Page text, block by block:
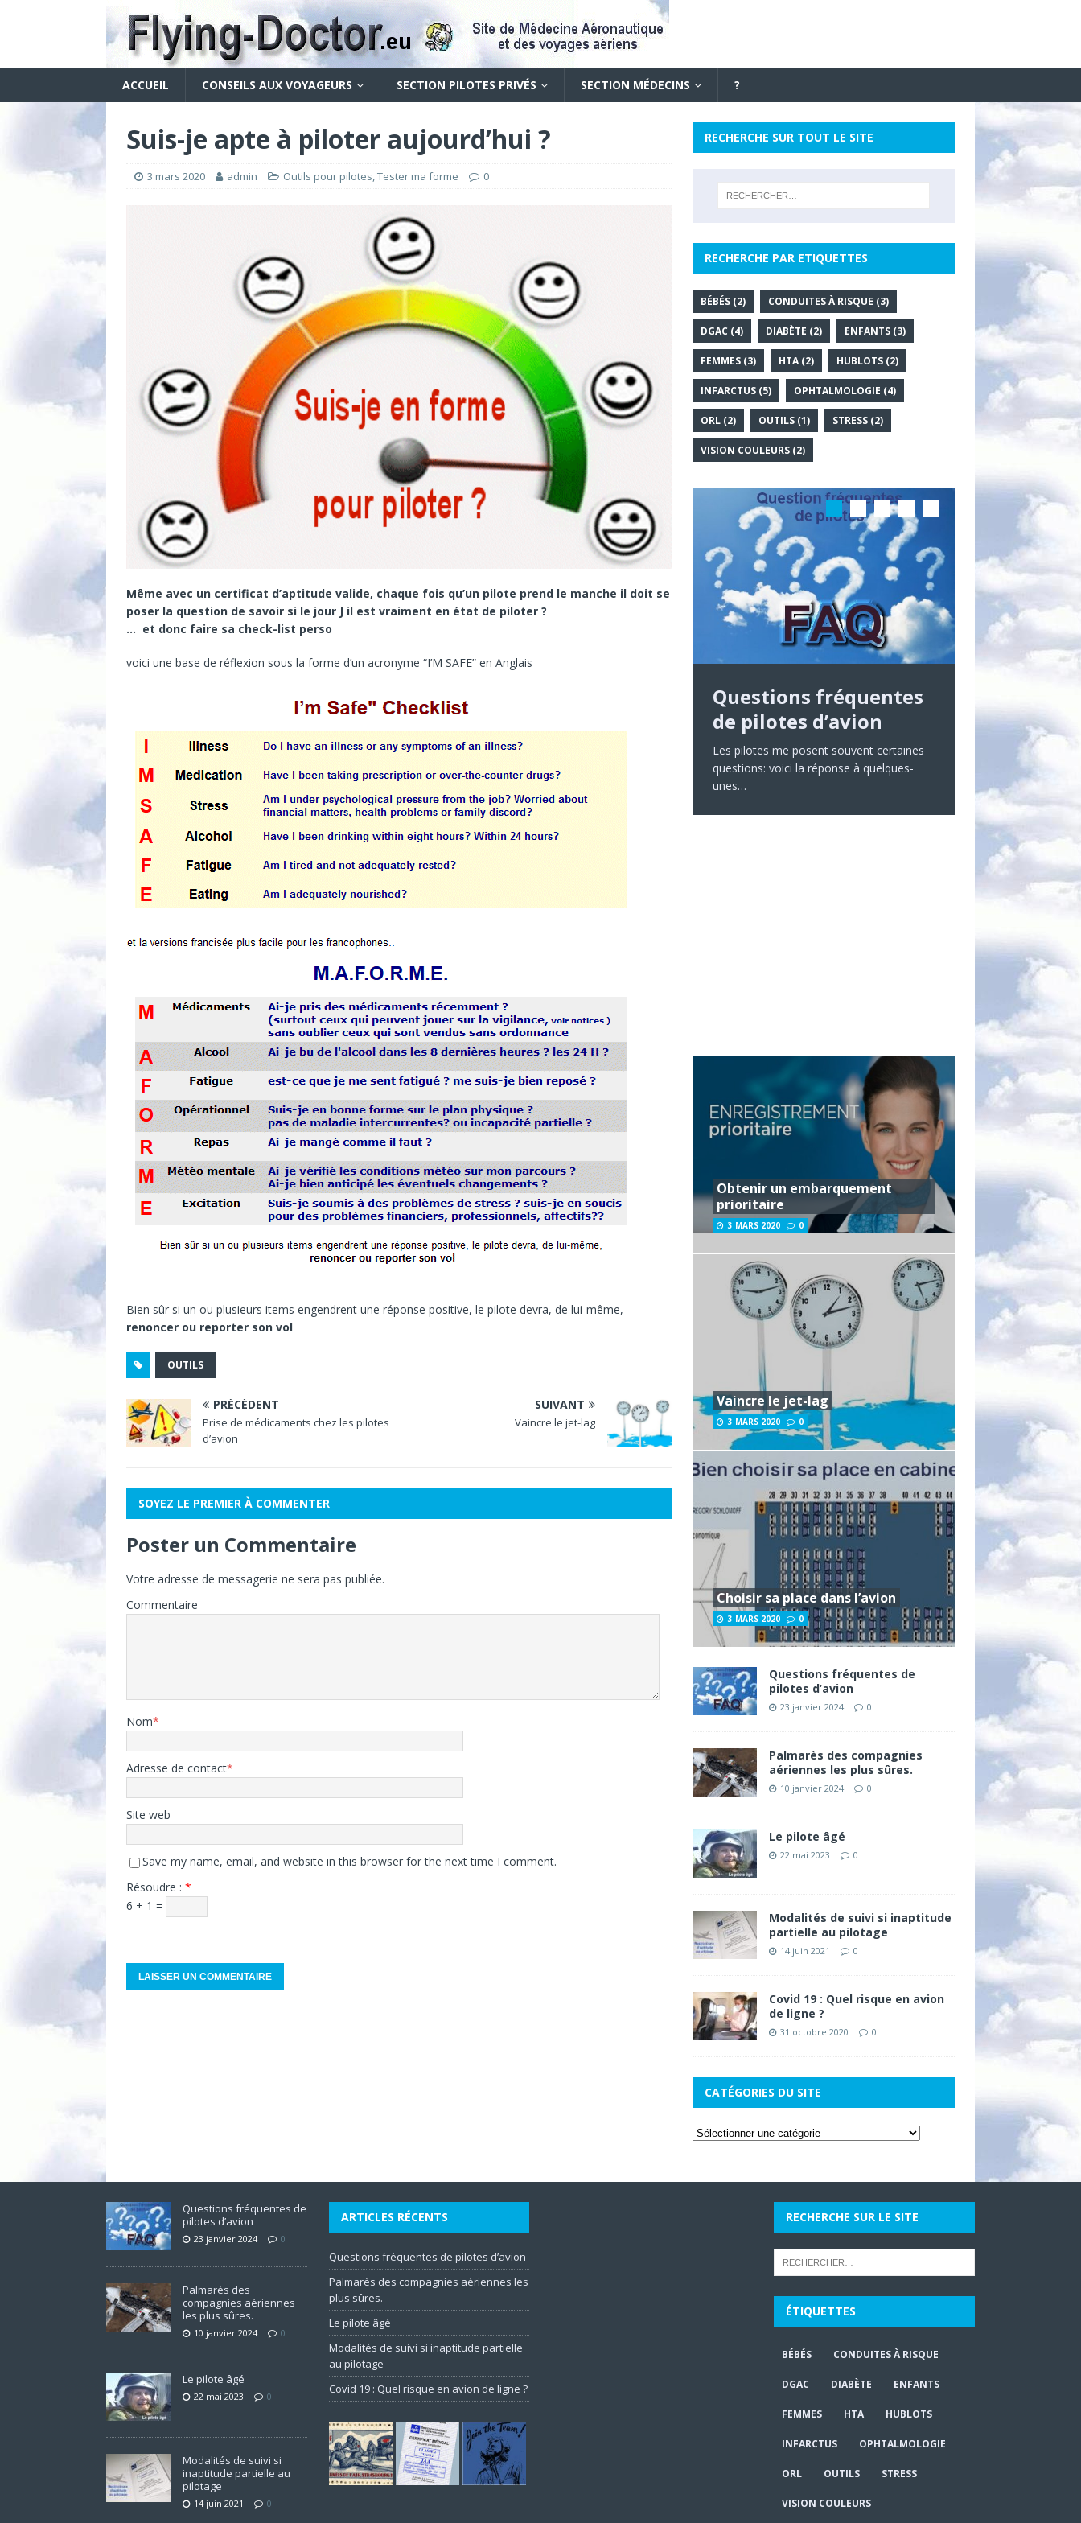
ACCUEIL CONSEILS AUX VOYAGEURS SECTION PILOTES PRIVÉS SECTION MÉDECINS ?
Suis-je apte à piloter aujourd’hui ?
3 mars 2020 admin Outils pour pilotes,Tester ma forme 0
Même avec un certificat d’aptitude valide, chaque fois qu’un pilote prend le manche il doit se
poser la question de savoir si le jour J il est vraiment en état de piloter ?
… et donc faire sa check-list perso
voici une base de réflexion sous la forme d’un acronyme “I’M SAFE” en Anglais
Bien sûr si un ou plusieurs items engendrent une réponse positive, le pilote devra, de lui-même,
renoncer ou reporter son vol
OUTILS
PRÉCÉDENT
Prise de médicaments chez les pilotes
d’avion
SUIVANT
Vaincre le jet-lag
SOYEZ LE PREMIER À COMMENTER
Poster un Commentaire
Votre adresse de messagerie ne sera pas publiée.
Commentaire
Nom*
Adresse de contact*
Site web
Save my name, email, and website in this browser for the next time I comment.
Résoudre : *
6 + 1 =
RECHERCHE SUR TOUT LE SITE
RECHERCHE PAR ETIQUETTES
BÉBÉS(2) CONDUITES À RISQUE (3)
DGAC (4) DIABÈTE (2) ENFANTS(3)
FEMMES(3) HTA(2) HUBLOTS(2)
INFARCTUS(5) OPHTALMOLOGIE (4)
ORL(2) OUTILS(1) STRESS(2)
VISION COULEURS(2)
Questions fréquentes
de pilotes d’avion
Les pilotes me posent souvent certaines
questions: voici la réponse à quelques-
unes…
Obtenir un embarquement
prioritaire
3 MARS 2020 0
Vaincre le jet-lag
3 MARS 2020 0
Choisir sa place dans l’avion
3 MARS 2020 0
Questions fréquentes de
pilotes d’avion
23 janvier 2024 0
Palmarès des compagnies
aériennes les plus sûres.
10 janvier 2024 0
Le pilote âgé
22 mai 2023 0
Modalités de suivi si inaptitude
partielle au pilotage
14 juin 2021 0
Covid 19 : Quel risque en avion
de ligne ?
31 octobre 2020 0
CATÉGORIES DU SITE
Questions fréquentes de
pilotes d’avion
23 janvier 2024 0
Palmarès des
compagnies aériennes
les plus sûres.
10 janvier 2024 0
Le pilote âgé
22 mai 2023 0
Modalités de suivi si
inaptitude partielle au
pilotage
14 juin 2021 0
ARTICLES RÉCENTS
Questions fréquentes de pilotes d’avion
Palmarès des compagnies aériennes les
plus sûres.
Le pilote âgé
Modalités de suivi si inaptitude partielle
au pilotage
Covid 19 : Quel risque en avion de ligne ?
RECHERCHE SUR LE SITE
ÉTIQUETTES
BÉBÉS CONDUITES À RISQUE
DGAC DIABÈTE ENFANTS
FEMMES HTA HUBLOTS
INFARCTUS OPHTALMOLOGIE
ORL OUTILS STRESS
VISION COULEURS